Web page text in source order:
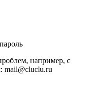
например, с
mail@cluclu.ru